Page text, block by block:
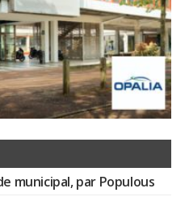
municipal, par Populous